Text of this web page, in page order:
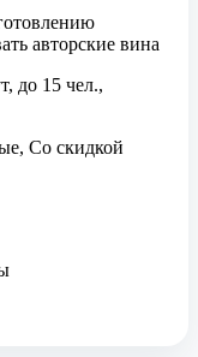
авторские вина
до 15 чел.,
Со скидкой